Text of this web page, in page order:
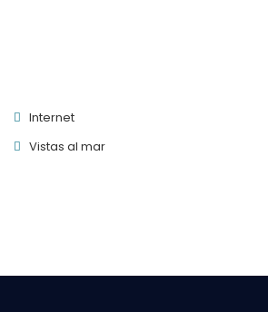
Internet
Vistas al mar